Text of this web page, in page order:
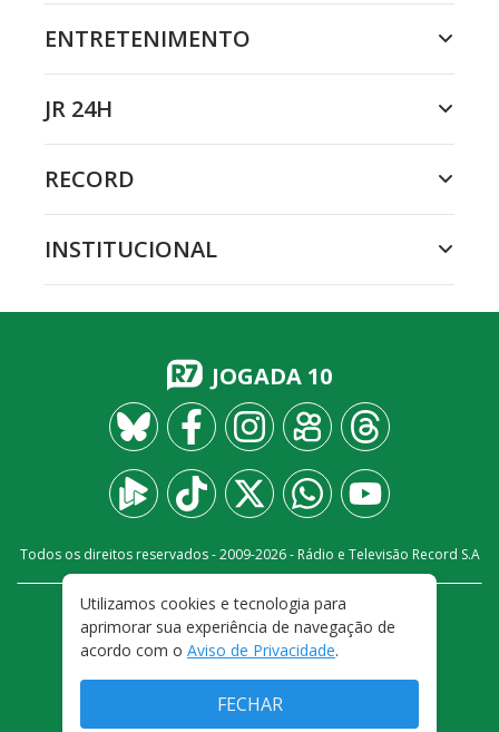
ENTRETENIMENTO
JR 24H
RECORD
INSTITUCIONAL
JOGADA 10
Todos os direitos reservados - 2009-2026- Rádio e Televisão Record S.A
FALE CONOSCO
PRIVACIDADE
TERMOS E CONDIÇÕES DE USO
Utilizamos cookies e tecnologia para
aprimorar sua experiência de navegação de
acordo com o Aviso de Privacidade.
FECHAR